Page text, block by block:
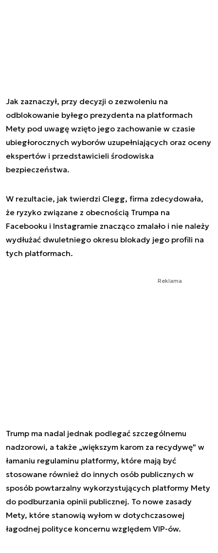
Jak zaznaczył, przy decyzji o zezwoleniu na
odblokowanie byłego prezydenta na platformach
Mety pod uwagę wzięto jego zachowanie w czasie
ubiegłorocznych wyborów uzupełniających oraz oceny
ekspertów i przedstawicieli środowiska
bezpieczeństwa.
W rezultacie, jak twierdzi Clegg, firma zdecydowała,
że ryzyko związane z obecnością Trumpa na
Facebooku i Instagramie znacząco zmalało i nie należy
wydłużać dwuletniego okresu blokady jego profili na
tych platformach.
Reklama
Trump ma nadal jednak podlegać szczególnemu
nadzorowi, a także „większym karom za recydywę" w
łamaniu regulaminu platformy, które mają być
stosowane również do innych osób publicznych w
sposób powtarzalny wykorzystujących platformy Mety
do podburzania opinii publicznej. To nowe zasady
Mety, które stanowią wyłom w dotychczasowej
łagodnej polityce koncernu względem VIP-ów.